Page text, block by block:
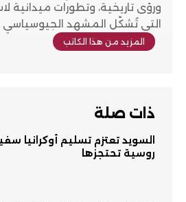
ورؤى تاريخية، وتطورات ميدانية
التي تُشكّل المشهد الجيوسياسي
المزيد من هذا الكاتب
ذات صلة
السويد تعتزم تسليم أوكرانيا
روسية تحتجزها